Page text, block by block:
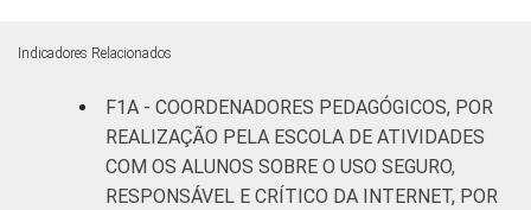
Sudeste 4
Sul 2
Indicadores Relacionados
F1A - COORDENADORES PEDAGÓGICOS, POR
REALIZAÇÃO PELA ESCOLA DE ATIVIDADES
COM OS ALUNOS SOBRE O USO SEGURO,
RESPONSÁVEL E CRÍTICO DA INTERNET, POR